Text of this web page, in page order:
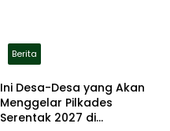
Berita
Ini Desa-Desa yang Akan
Menggelar Pilkades
Serentak 2027 di